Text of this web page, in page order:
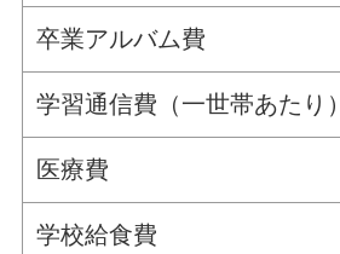
卒業アルバム費
学習通信費（一世帯あたり）
医療費
学校給食費